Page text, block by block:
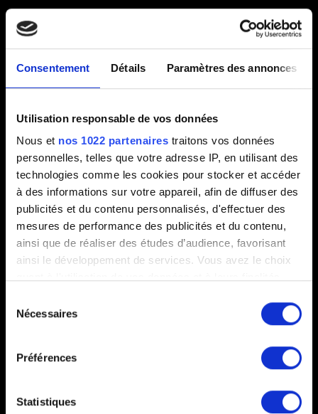
Consentement Détails Paramètres des annonces
Utilisation responsable de vos données
Nous et nos 1022 partenaires traitons vos données
personnelles, telles que votre adresse IP, en utilisant des
technologies comme les cookies pour stocker et accéder
à des informations sur votre appareil, afin de diffuser des
publicités et du contenu personnalisés, d'effectuer des
mesures de performance des publicités et du contenu,
ainsi que de réaliser des études d’audience, favorisant
ainsi le développement de services. Vous avez le choix
tout moment en consultant la Déclaration relative aux
cookies ou en cliquant sur l'icône de confidentialité.
Si vous le permettez, nous aimerions également :
géographique qui peuvent être précises à plusieurs
Nécessaires
Préférences
Statistiques
E-mail (attention aux coquilles !)
Courte description du problème
0/20
Ajouter un fichier
Vous pouvez joindre un fichier à votre rapport, comme une
capture d'écran dans le cas de problèmes graphiques. Limite :
12 Mo.